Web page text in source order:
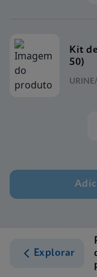
Kit
50)
Explorar